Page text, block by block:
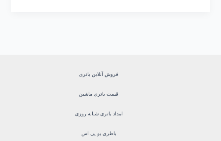
فروش آنلاین باتری
قیمت باتری ماشین
امداد باتری شبانه روزی
باطری یو پی اس